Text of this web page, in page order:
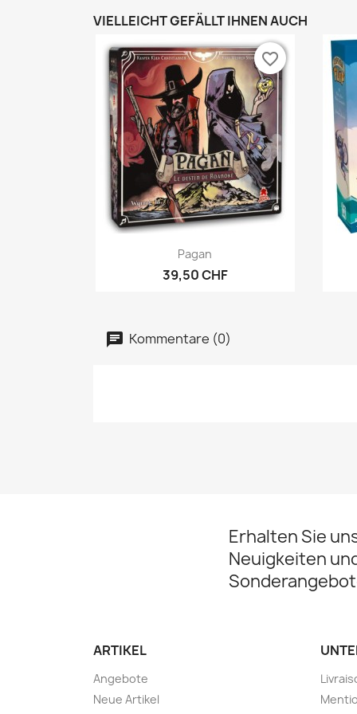
VIELLEICHT GEFÄLLT IHNEN AUCH
Vorschau
Pagan
39,50 CHF
favorite_border
Kommentare (0)
Erhalten Sie
Neuigkeiten
ARTIKEL
Angebote
Neue Artikel